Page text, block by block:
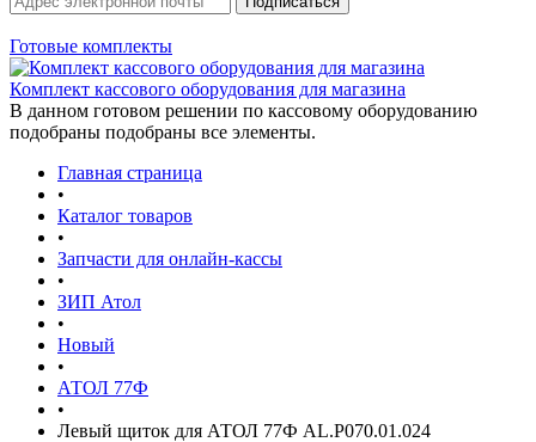
Готовые комплекты
Комплект кассового оборудования для магазина
В данном готовом решении по кассовому оборудованию
подобраны подобраны все элементы.
Главная страница
•
Каталог товаров
•
Запчасти для онлайн-кассы
•
ЗИП Атол
•
Новый
•
АТОЛ 77Ф
•
Левый щиток для АТОЛ 77Ф AL.P070.01.024